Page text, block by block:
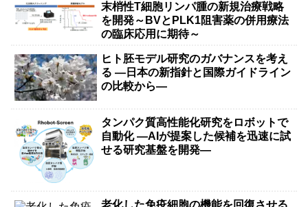
末梢性T細胞リンパ腫の新規治療戦略
を開発～BVとPLK1阻害薬の併用療法
の臨床応用に期待～
ヒト胚モデル研究のガバナンスを考え
る ―日本の新指針と国際ガイドライン
の比較から―
タンパク質高性能化研究をロボットで
自動化 ―AIが提案した候補を迅速に試
せる研究基盤を開発―